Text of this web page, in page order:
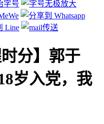
时分】郭于
岁入党，我